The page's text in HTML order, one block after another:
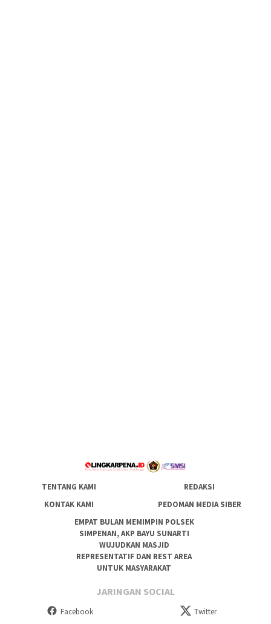
TENTANG KAMI
REDAKSI
KONTAK KAMI
PEDOMAN MEDIA SIBER
EMPAT BULAN MEMIMPIN POLSEK
SIMPENAN, AKP BAYU SUNARTI
WUJUDKAN MASJID
REPRESENTATIF DAN REST AREA
UNTUK MASYARAKAT
JARINGAN SOCIAL
Facebook Twitter